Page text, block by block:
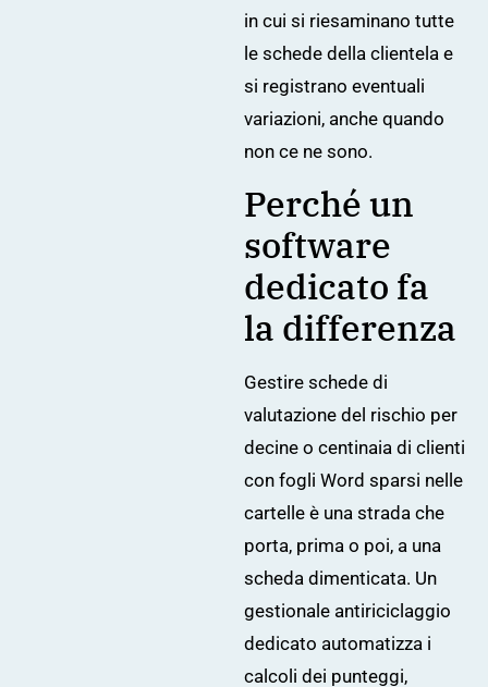
in cui si riesaminano tutte
le schede della clientela e
si registrano eventuali
variazioni, anche quando
non ce ne sono.
Perché un
software
dedicato fa
la differenza
Gestire schede di
valutazione del rischio per
decine o centinaia di clienti
con fogli Word sparsi nelle
cartelle è una strada che
porta, prima o poi, a una
scheda dimenticata. Un
gestionale antiriciclaggio
dedicato automatizza i
calcoli dei punteggi,